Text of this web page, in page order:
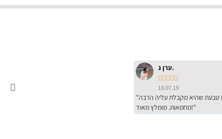
ערן ג.
    
18.07.19
"שירות מדהים של ירמי עם הרבה סבלנות, מחירים הכי טובים שיש מהסקר שערכנו. רכשתי שם טבעת שהיא מקבלת עליה הרבה
מחמאות. מומלץ מאוד!"